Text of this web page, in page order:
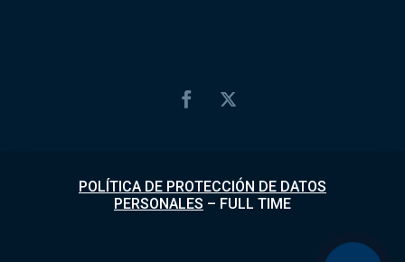
POLÍTICA DE PROTECCIÓN DE DATOS
PERSONALES – FULL TIME